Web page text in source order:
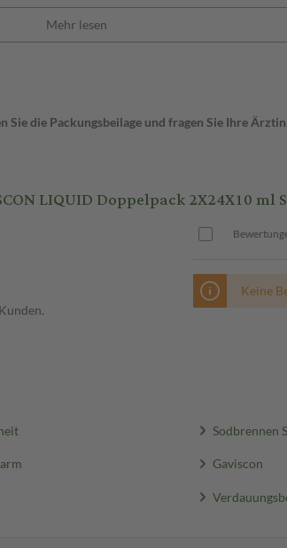
Mehr lesen
Sie die Packungsbeilage und fragen Sie Ihre
LIQUID Doppelpack 2X24X10 ml
Keine
Sodbrennen
Gaviscon